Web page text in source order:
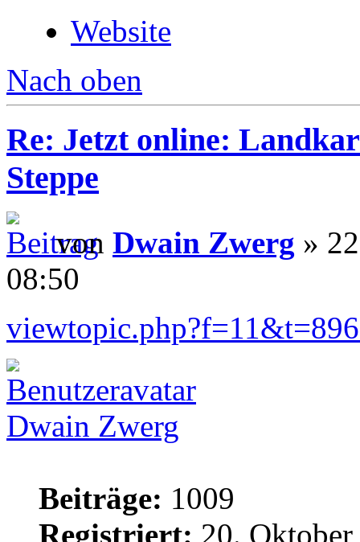
Website
Nach oben
Re: Jetzt online:
Steppe
von Dwain Zwerg »
08:50
Dwain Zwerg
Beiträge: 1009
Registriert: 20.